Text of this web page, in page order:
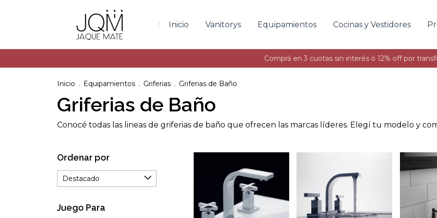
Inicio Vanitorys Equipamientos Cocinas y Vestidores
Comprá en 3 cuotas sin interés ó 12% off por transferencia
Inicio . Equipamientos . Griferias . Griferias de Baño
Griferias de Baño
Conocé todas las lineas de griferias de baño que ofrecen las marcas líderes. Elegí tu modelo y
Ordenar por
Juego Para